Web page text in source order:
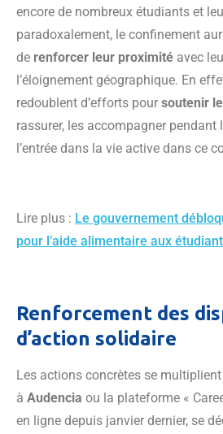
encore de nombreux étudiants et
paradoxalement, le confinement
de renforcer leur proximité avec
l’éloignement géographique. En
redoublent d’efforts pour soutenir
rassurer, les accompagner pendant
l’entrée dans la vie active dans ce
Lire plus : Le gouvernement
pour l’aide alimentaire aux
Renforcement des
d’action solidaire
Les actions concrètes se
à Audencia ou la plateforme «
en ligne depuis janvier dernier, se